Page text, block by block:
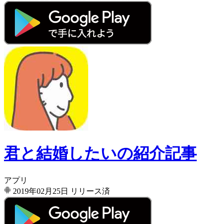
君と結婚したいの紹介記事
アプリ
2019年02月25日
リリース済